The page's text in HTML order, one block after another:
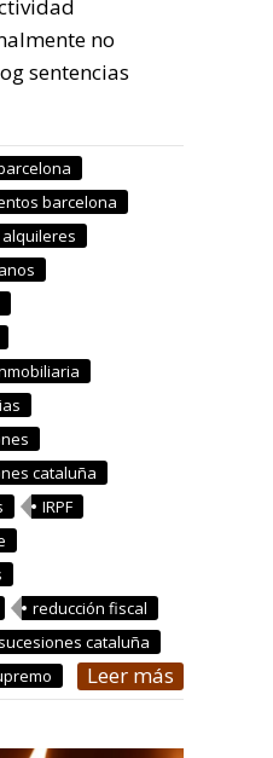
no
sentencias
barcelona
cataluña
IRPF
reducción fiscal
cataluña
Leer más